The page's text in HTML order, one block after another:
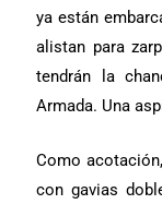
ya están
alistan para
tendrán la
Armada. Una
Como
con gavias